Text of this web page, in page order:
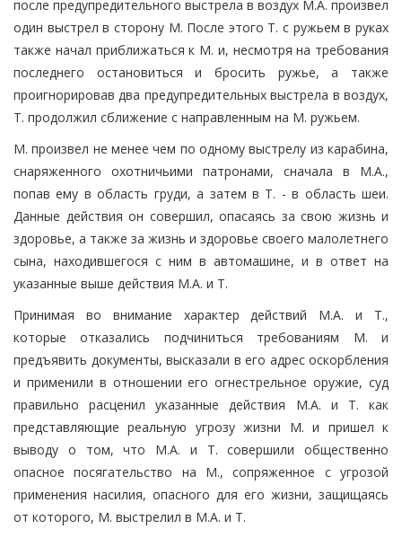
после предупредительного выстрела в воздух М.А. произвел
один выстрел в сторону М. После этого Т. с ружьем в руках
также начал приближаться к М. и, несмотря на требования
последнего остановиться и бросить ружье, а также
проигнорировав два предупредительных выстрела в воздух,
Т. продолжил сближение с направленным на М. ружьем.
М. произвел не менее чем по одному выстрелу из карабина,
снаряженного охотничьими патронами, сначала в М.А.,
попав ему в область груди, а затем в Т. - в область шеи.
Данные действия он совершил, опасаясь за свою жизнь и
здоровье, а также за жизнь и здоровье своего малолетнего
сына, находившегося с ним в автомашине, и в ответ на
указанные выше действия М.А. и Т.
Принимая во внимание характер действий М.А. и Т.,
которые отказались подчиниться требованиям М. и
предъявить документы, высказали в его адрес оскорбления
и применили в отношении его огнестрельное оружие, суд
правильно расценил указанные действия М.А. и Т. как
представляющие реальную угрозу жизни М. и пришел к
выводу о том, что М.А. и Т. совершили общественно
опасное посягательство на М., сопряженное с угрозой
применения насилия, опасного для его жизни, защищаясь
от которого, М. выстрелил в М.А. и Т.